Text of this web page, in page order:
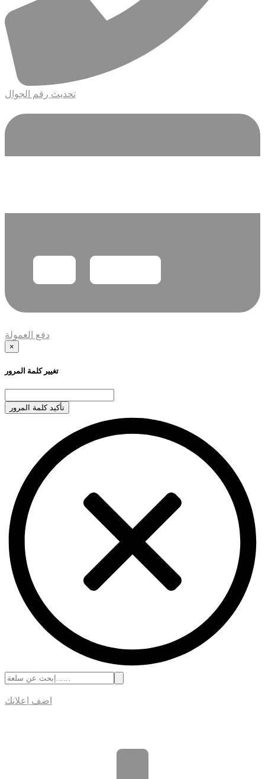
تحديث رقم الجوال
دفع العمولة
×
تغيير كلمة المرور
تأكيد كلمة المرور
اضف اعلانك